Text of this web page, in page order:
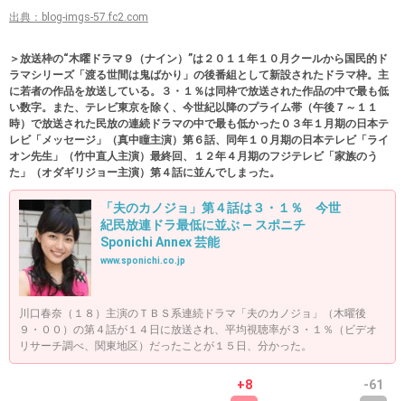
出典：blog-imgs-57.fc2.com
＞放送枠の“木曜ドラマ９（ナイン）”は２０１１年１０月クールから国民的ド
ラマシリーズ「渡る世間は鬼ばかり」の後番組として新設されたドラマ枠。主
に若者の作品を放送している。３・１％は同枠で放送された作品の中で最も低
い数字。また、テレビ東京を除く、今世紀以降のプライム帯（午後７～１１
時）で放送された民放の連続ドラマの中で最も低かった０３年１月期の日本テ
レビ「メッセージ」（真中瞳主演）第６話、同年１０月期の日本テレビ「ライ
オン先生」（竹中直人主演）最終回、１２年４月期のフジテレビ「家族のう
た」（オダギリジョー主演）第４話に並んでしまった。
「夫のカノジョ」第４話は３・１％ 今世
紀民放連ドラ最低に並ぶ ― スポニチ
Sponichi Annex 芸能
www.sponichi.co.jp
川口春奈（１８）主演のＴＢＳ系連続ドラマ「夫のカノジョ」（木曜後
９・００）の第４話が１４日に放送され、平均視聴率が３・１％（ビデオ
リサーチ調べ、関東地区）だったことが１５日、分かった。
+8 -61